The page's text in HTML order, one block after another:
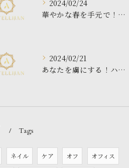
2024/02/24
華やかな春を手元で！最新フラワーネイルデザイン特集
2024/02/21
あなたを虜にする！ハートマグネット ジェルネイルの魔法
Tags
ネイル ケア オフ オフィス